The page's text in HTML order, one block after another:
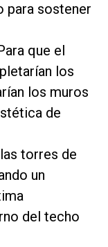
para sostener
que el
los
los muros
de
torres de
un
del techo